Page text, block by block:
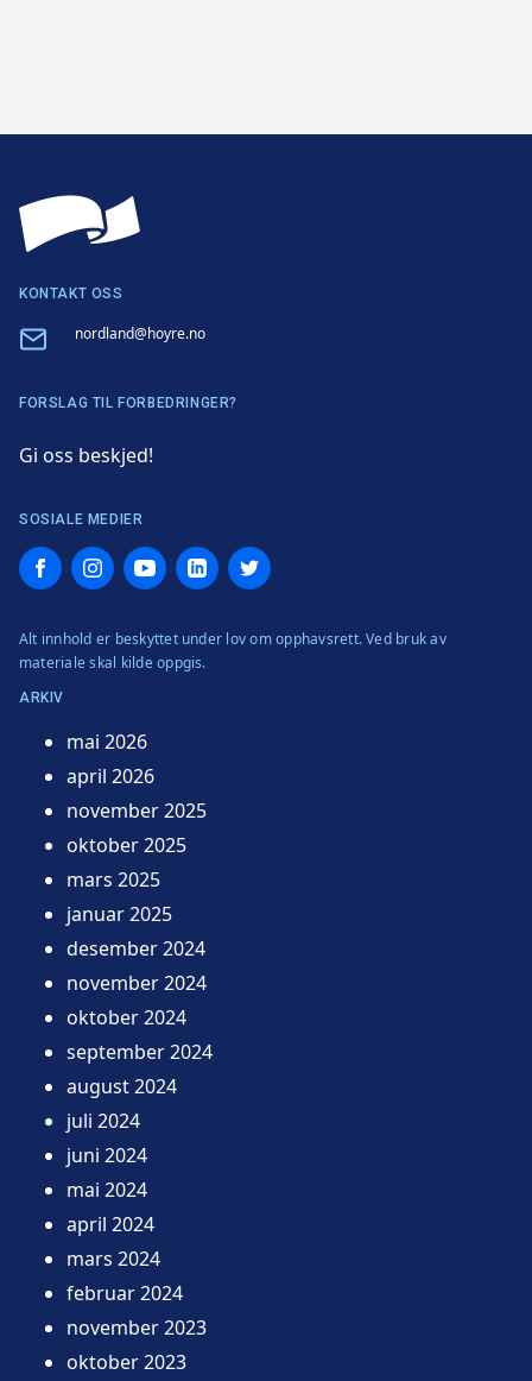
KONTAKT OSS
Email nordland@hoyre.no
FORSLAG TIL FORBEDRINGER?
Gi oss beskjed!
SOSIALE MEDIER
FacebookInstagramYouTubeLinkedInTwitter
Alt innhold er beskyttet under lov om opphavsrett. Ved bruk av
materiale skal kilde oppgis.
ARKIV
mai 2026
april 2026
november 2025
oktober 2025
mars 2025
januar 2025
desember 2024
november 2024
oktober 2024
september 2024
august 2024
juli 2024
juni 2024
mai 2024
april 2024
mars 2024
februar 2024
november 2023
oktober 2023